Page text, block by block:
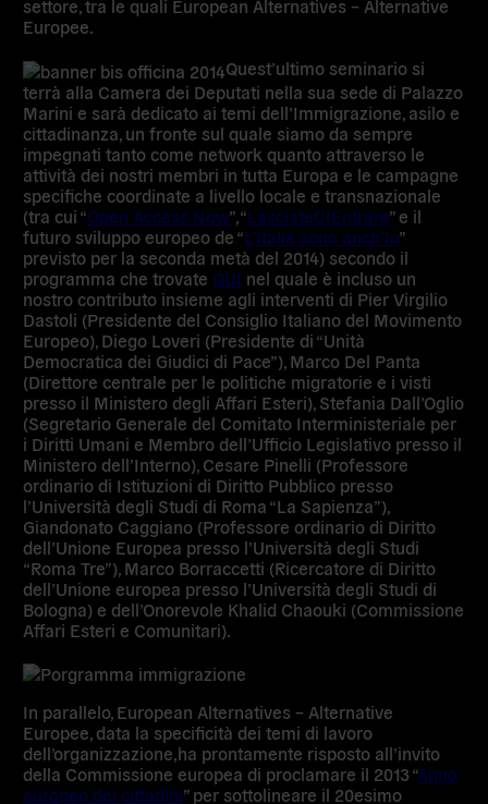
settore, tra le quali European Alternatives – Alternative
Europee.
Quest’ultimo seminario si
terrà alla Camera dei Deputati nella sua sede di Palazzo
Marini e sarà dedicato ai temi dell’Immigrazione, asilo e
cittadinanza, un fronte sul quale siamo da sempre
impegnati tanto come network quanto attraverso le
attività dei nostri membri in tutta Europa e le campagne
specifiche coordinate a livello locale e transnazionale
(tra cui “Open Access Now”, “LasciateCIEntrare” e il
futuro sviluppo europeo de “L’Italia sono anch’Io”
previsto per la seconda metà del 2014) secondo il
programma che trovate QUI nel quale è incluso un
nostro contributo insieme agli interventi di Pier Virgilio
Dastoli (Presidente del Consiglio Italiano del Movimento
Europeo), Diego Loveri (Presidente di “Unità
Democratica dei Giudici di Pace”), Marco Del Panta
(Direttore centrale per le politiche migratorie e i visti
presso il Ministero degli Affari Esteri), Stefania Dall’Oglio
(Segretario Generale del Comitato Interministeriale per
i Diritti Umani e Membro dell’Ufficio Legislativo presso il
Ministero dell’Interno), Cesare Pinelli (Professore
ordinario di Istituzioni di Diritto Pubblico presso
l’Università degli Studi di Roma “La Sapienza”),
Giandonato Caggiano (Professore ordinario di Diritto
dell’Unione Europea presso l’Università degli Studi
“Roma Tre”), Marco Borraccetti (Ricercatore di Diritto
dell’Unione europea presso l’Università degli Studi di
Bologna) e dell’Onorevole Khalid Chaouki (Commissione
Affari Esteri e Comunitari).
In parallelo, European Alternatives – Alternative
Europee, data la specificità dei temi di lavoro
dell’organizzazione,ha prontamente risposto all’invito
della Commissione europea di proclamare il 2013 “Anno
europeo dei cittadini” per sottolineare il 20esimo